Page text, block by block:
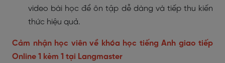
video bài học để ôn tập dễ dàng và tiếp thu kiến
thức hiệu quả.
Cảm nhận học viênvề khóa học tiếng Anh giao tiếp
Online 1 kèm 1 tại Langmaster